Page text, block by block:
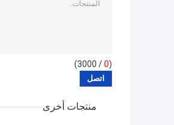
(
0
/ 3000)
منتجات أخرى